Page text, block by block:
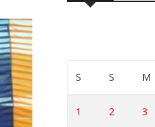
S S M
1 2 3